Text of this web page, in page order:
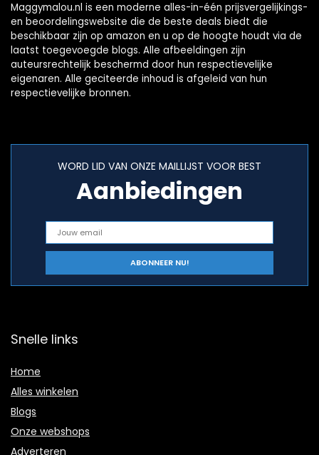
Maggymalou.nl is een moderne alles-in-één prijsvergelijkings-
en beoordelingswebsite die de beste deals biedt die
beschikbaar zijn op amazon en u op de hoogte houdt via de
laatst toegevoegde blogs. Alle afbeeldingen zijn
auteursrechtelijk beschermd door hun respectievelijke
eigenaren. Alle geciteerde inhoud is afgeleid van hun
respectievelijke bronnen.
WORD LID VAN ONZE MAILLIJST VOOR BEST
Aanbiedingen
Snelle links
Home
Alles winkelen
Blogs
Onze webshops
Adverteren